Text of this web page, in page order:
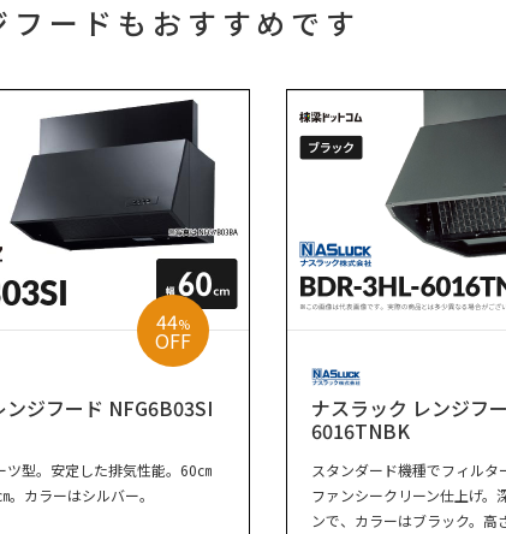
フードもおすすめです
44%
OFF
ンジフード NFG6B03SI
ツ型。安定した排気性能。60㎝
。カラーはシルバー。
ナスラック レンジフ
6016TNBK
スタンダード機種でフィルタ
ファンシークリーン仕上げ。
ンで、カラーはブラック。高